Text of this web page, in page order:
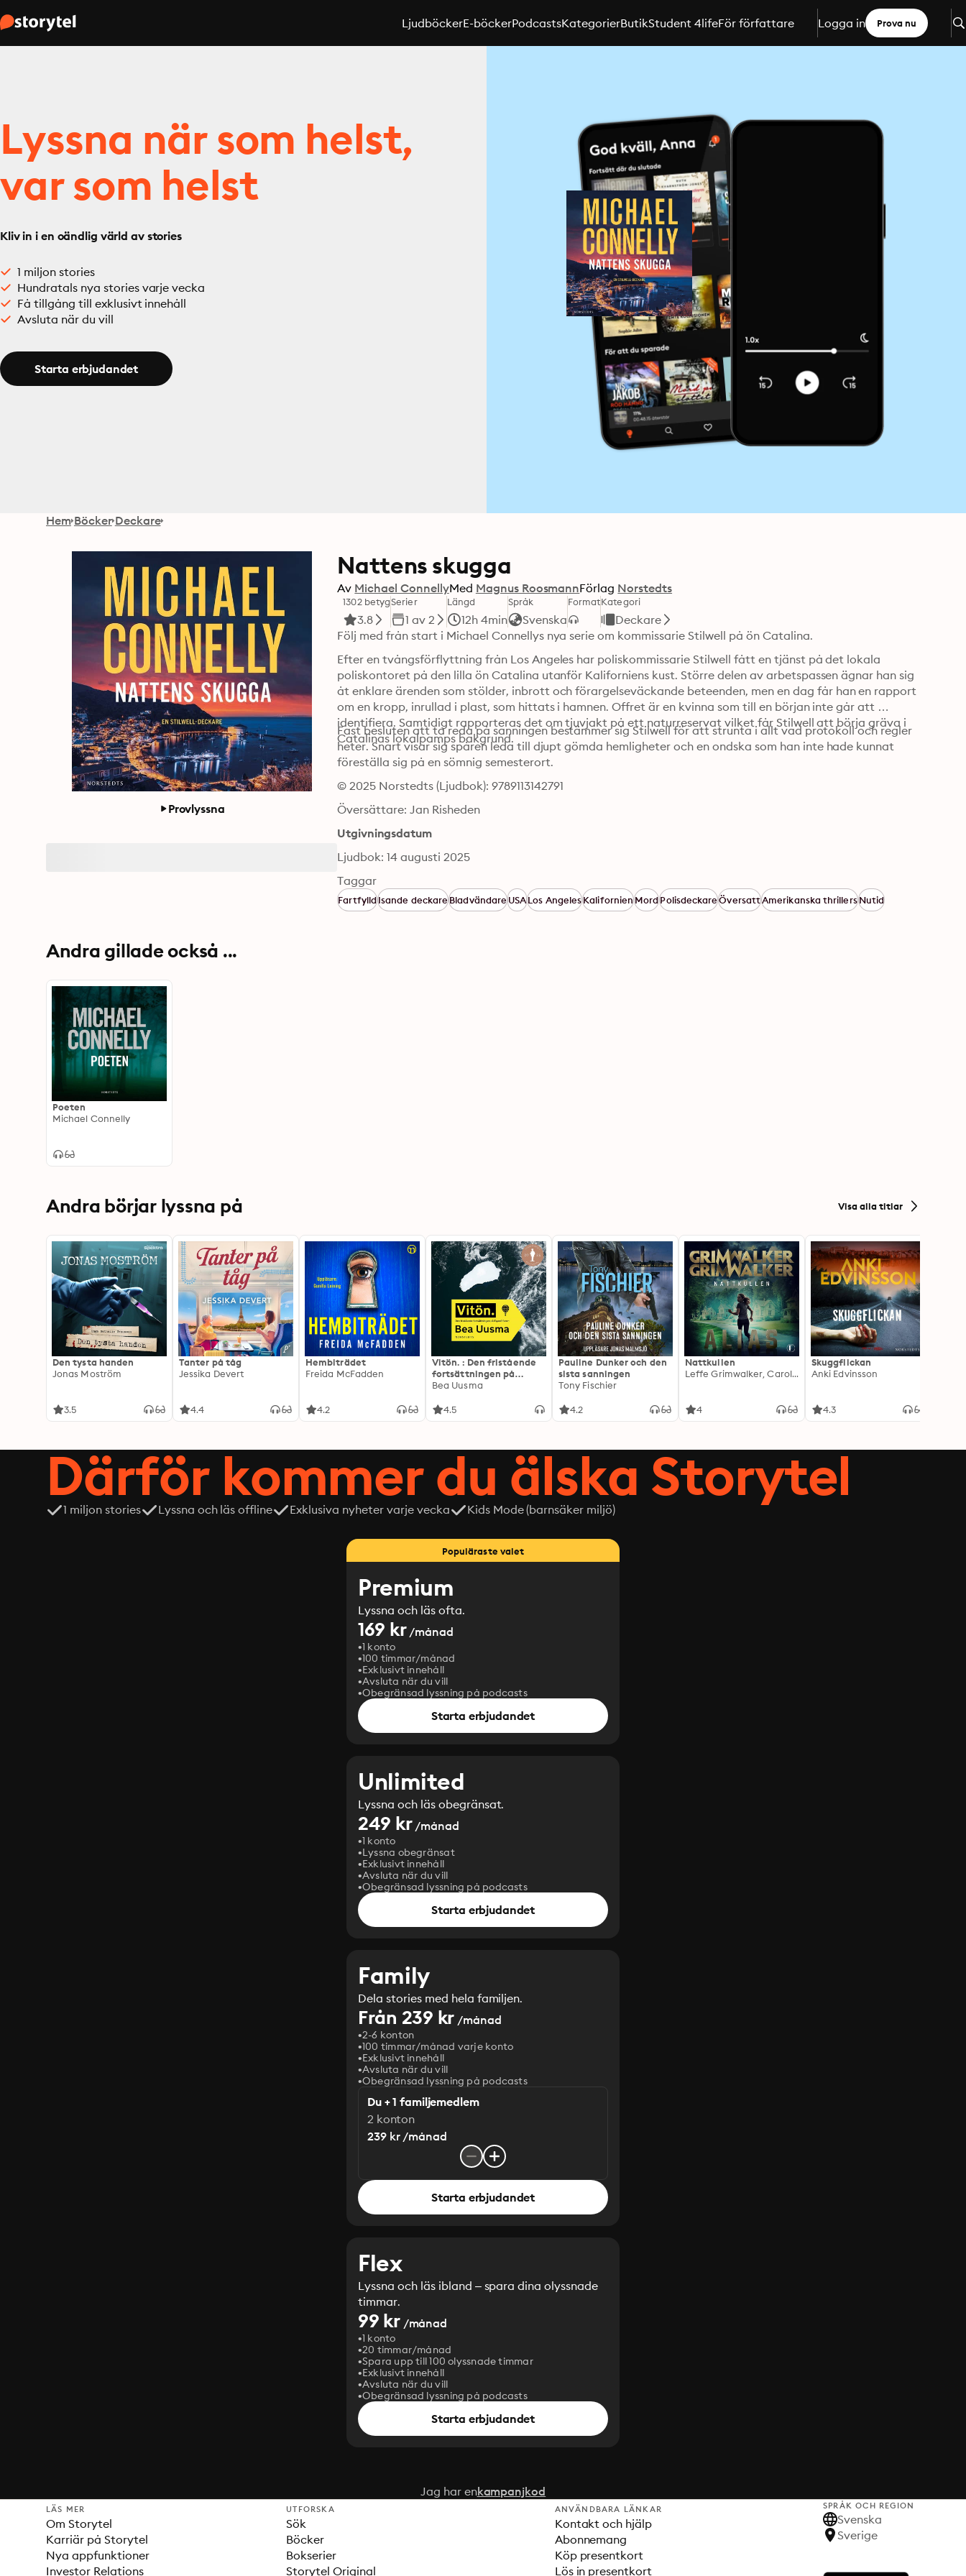
LjudböckerE-böckerPodcastsKategorierButikStudent 4lifeFör författare Logga in Prova nu
Lyssna när som helst,
var som helst
Kliv in i en oändlig värld av stories
1 miljon stories
Hundratals nya stories varje vecka
Få tillgång till exklusivt innehåll
Avsluta när du vill
Starta erbjudandet
Hem Böcker Deckare
Provlyssna
Nattens skugga
Av Michael ConnellyMed Magnus RoosmannFörlag Norstedts
1302 betyg
3.8
Serier
1 av 2
Längd
12h 4min
Språk
Svenska
FormatKategori
Deckare
Följ med från start i Michael Connellys nya serie om kommissarie Stilwell på ön Catalina.
Efter en tvångsförflyttning från Los Angeles har poliskommissarie Stilwell fått en tjänst på det lokala
poliskontoret på den lilla ön Catalina utanför Kaliforniens kust. Större delen av arbetspassen ägnar han sig
åt enklare ärenden som stölder, inbrott och förargelseväckande beteenden, men en dag får han en rapport
om en kropp, inrullad i plast, som hittats i hamnen. Offret är en kvinna som till en början inte går att
identifiera. Samtidigt rapporteras det om tjuvjakt på ett naturreservat vilket får Stilwell att börja gräva i
Catalinas lokalpamps bakgrund.
Fast besluten att ta reda på sanningen bestämmer sig Stilwell för att strunta i allt vad protokoll och regler
heter. Snart visar sig spåren leda till djupt gömda hemligheter och en ondska som han inte hade kunnat
föreställa sig på en sömnig semesterort.
© 2025 Norstedts (Ljudbok): 9789113142791
Översättare: Jan Risheden
Utgivningsdatum
Ljudbok: 14 augusti 2025
Taggar
FartfylldIsande deckareBladvändareUSALos AngelesKalifornienMordPolisdeckareÖversattAmerikanska thrillersNutid
Andra gillade också ...
Poeten
Michael Connelly
Andra börjar lyssna på Visa alla titlar
Den tysta handen
Jonas Moström
3.5
Tanter på tåg
Jessika Devert
4.4
Hembiträdet
Freida McFadden
4.2
Vitön. : Den fristående
fortsättningen på
Expeditionen
Bea Uusma
4.5
Pauline Dunker och den
sista sanningen
Tony Fischier
4.2
Nattkullen
Leffe Grimwalker, Caroline Grimwalker
4
Skuggflickan
Anki Edvinsson
4.3
Därför kommer du älska Storytel
1 miljon stories Lyssna och läs offline Exklusiva nyheter varje vecka Kids Mode (barnsäker miljö)
Populäraste valet
Premium
Lyssna och läs ofta.
169 kr/månad
1 konto
100 timmar/månad
Exklusivt innehåll
Avsluta när du vill
Obegränsad lyssning på podcasts
Starta erbjudandet
Unlimited
Lyssna och läs obegränsat.
249 kr/månad
1 konto
Lyssna obegränsat
Exklusivt innehåll
Avsluta när du vill
Obegränsad lyssning på podcasts
Starta erbjudandet
Family
Dela stories med hela familjen.
Från 239 kr /månad
2-6 konton
100 timmar/månad varje konto
Exklusivt innehåll
Avsluta när du vill
Obegränsad lyssning på podcasts
Du + 1 familjemedlem
2 konton
239 kr /månad
Starta erbjudandet
Flex
Lyssna och läs ibland – spara dina olyssnade
timmar.
99 kr/månad
1 konto
20 timmar/månad
Spara upp till 100 olyssnade timmar
Exklusivt innehåll
Avsluta när du vill
Obegränsad lyssning på podcasts
Starta erbjudandet
Jag har enkampanjkod
LÄS MER
Om Storytel
Karriär på Storytel
Nya appfunktioner
Investor Relations
UTFORSKA
Sök
Böcker
Bokserier
Storytel Original
ANVÄNDBARA LÄNKAR
Kontakt och hjälp
Abonnemang
Köp presentkort
Lös in presentkort
SPRÅK OCH REGION
Svenska
Sverige